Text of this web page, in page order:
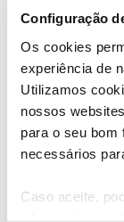
Configuração
Os cookies
experiência de
Utilizamos
nossos
para o seu bom
necessários
Caso aceite,
Resposta” nas
dicas, ajuda e
Envie-nos, por